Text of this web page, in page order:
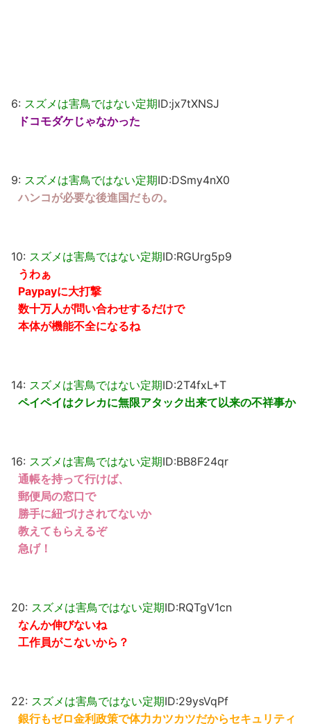
6: スズメは害鳥ではない定期ID:jx7tXNSJ
ドコモダケじゃなかった
9: スズメは害鳥ではない定期ID:DSmy4nX0
ハンコが必要な後進国だもの。
10: スズメは害鳥ではない定期ID:RGUrg5p9
うわぁ
Paypayに大打撃
数十万人が問い合わせするだけで
本体が機能不全になるね
14: スズメは害鳥ではない定期ID:2T4fxL+T
ペイペイはクレカに無限アタック出来て以来の不祥事か
16: スズメは害鳥ではない定期ID:BB8F24qr
通帳を持って行けば、
郵便局の窓口で
勝手に紐づけされてないか
教えてもらえるぞ
急げ！
20: スズメは害鳥ではない定期ID:RQTgV1cn
なんか伸びないね
工作員がこないから？
22: スズメは害鳥ではない定期ID:29ysVqPf
銀行もゼロ金利政策で体力カツカツだからセキュリティ